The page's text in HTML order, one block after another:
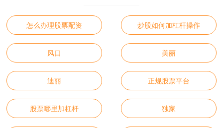
怎么办理股票配资 炒股如何加杠杆操作
风口 美丽
迪丽 正规股票平台
股票哪里加杠杆 独家